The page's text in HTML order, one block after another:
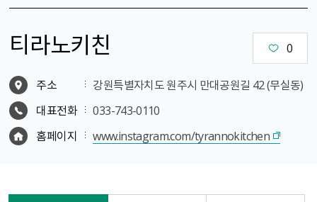
티라노키친 0
주소
강원특별자치도 원주시 만대공원길 42 (무실동)
대표전화
033-743-0110
홈페이지
www.instagram.com/tyrannokitchen